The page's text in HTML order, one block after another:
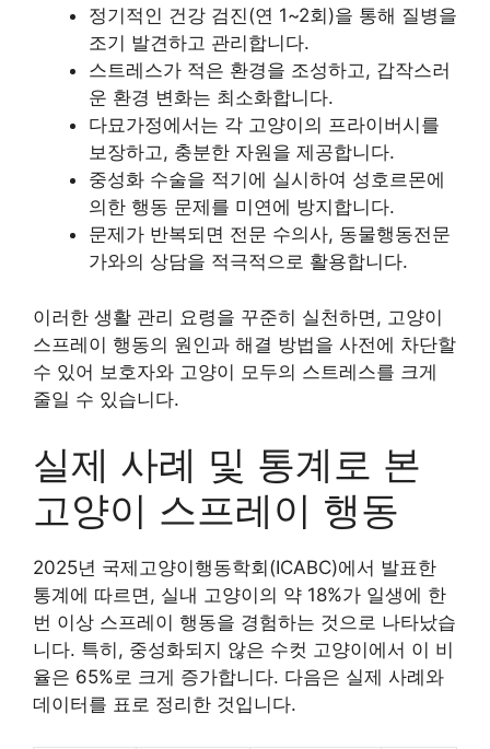
정기적인 건강 검진(연 1~2회)을 통해 질병을
조기 발견하고 관리합니다.
스트레스가 적은 환경을 조성하고, 갑작스러
운 환경 변화는 최소화합니다.
다묘가정에서는 각 고양이의 프라이버시를
보장하고, 충분한 자원을 제공합니다.
중성화 수술을 적기에 실시하여 성호르몬에
의한 행동 문제를 미연에 방지합니다.
문제가 반복되면 전문 수의사, 동물행동전문
가와의 상담을 적극적으로 활용합니다.
이러한 생활 관리 요령을 꾸준히 실천하면, 고양이
스프레이 행동의 원인과 해결 방법을 사전에 차단할
수 있어 보호자와 고양이 모두의 스트레스를 크게
줄일 수 있습니다.
실제 사례 및 통계로 본
고양이 스프레이 행동
2025년 국제고양이행동학회(ICABC)에서 발표한
통계에 따르면, 실내 고양이의 약 18%가 일생에 한
번 이상 스프레이 행동을 경험하는 것으로 나타났습
니다. 특히, 중성화되지 않은 수컷 고양이에서 이 비
율은 65%로 크게 증가합니다. 다음은 실제 사례와
데이터를 표로 정리한 것입니다.